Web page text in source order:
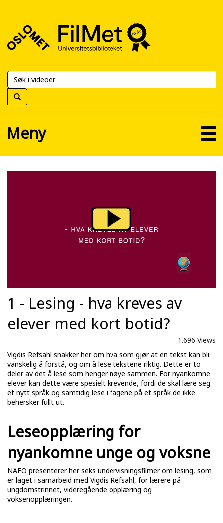
FilMet
Universitetsbiblioteket
Meny
1 - Lesing - hva kreves av
elever med kort botid?
1.696 Views
Vigdis Refsahl snakker her om hva som gjør at en tekst kan bli
vanskelig å forstå, og om å lese tekstene riktig. Dette er to
deler av det å lese som henger nøye sammen. For nyankomne
elever kan dette være spesielt krevende, fordi de skal lære seg
et nytt språk og samtidig lese i fagene på et språk de ikke
behersker fullt ut.
Leseopplæring for
nyankomne unge og voksne
NAFO presenterer her seks undervisningsfilmer om lesing, som
er laget i samarbeid med Vigdis Refsahl, for lærere på
ungdomstrinnet, videregående opplæring og
voksenopplæringen.